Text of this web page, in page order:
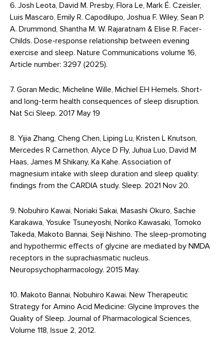
6. Josh Leota, David M. Presby, Flora Le, Mark É. Czeisler,
Luis Mascaro, Emily R. Capodilupo, Joshua F. Wiley, Sean P.
A. Drummond, Shantha M. W. Rajaratnam & Elise R. Facer-
Childs. Dose-response relationship between evening
exercise and sleep. Nature Communications volume 16,
Article number: 3297 (2025).
7. Goran Medic, Micheline Wille, Michiel EH Hemels. Short-
and long-term health consequences of sleep disruption.
Nat Sci Sleep. 2017 May 19
8. Yijia Zhang, Cheng Chen, Liping Lu, Kristen L Knutson,
Mercedes R Carnethon, Alyce D Fly, Juhua Luo, David M
Haas, James M Shikany, Ka Kahe. Association of
magnesium intake with sleep duration and sleep quality:
findings from the CARDIA study. Sleep. 2021 Nov 20.
9. Nobuhiro Kawai, Noriaki Sakai, Masashi Okuro, Sachie
Karakawa, Yosuke Tsuneyoshi, Noriko Kawasaki, Tomoko
Takeda, Makoto Bannai, Seiji Nishino. The sleep-promoting
and hypothermic effects of glycine are mediated by NMDA
receptors in the suprachiasmatic nucleus.
Neuropsychopharmacology. 2015 May.
10. Makoto Bannai, Nobuhiro Kawai. New Therapeutic
Strategy for Amino Acid Medicine: Glycine Improves the
Quality of Sleep. Journal of Pharmacological Sciences,
Volume 118, Issue 2, 2012.